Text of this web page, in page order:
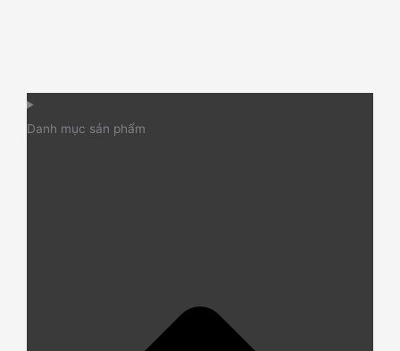
Danh mục sản phẩm